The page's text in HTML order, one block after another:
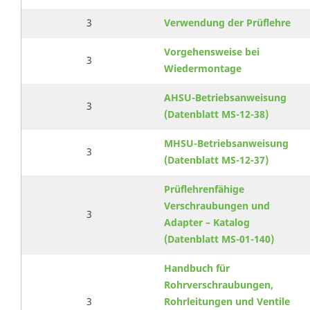
3
Verwendung der Prüflehre
3
Vorgehensweise bei
Wiedermontage
3
AHSU-Betriebsanweisung
(Datenblatt MS-12-38)
3
MHSU-Betriebsanweisung
(Datenblatt MS-12-37)
3
Prüflehrenfähige
Verschraubungen und
Adapter – Katalog
(Datenblatt MS-01-140)
3
Handbuch für
Rohrverschraubungen,
Rohrleitungen und Ventile